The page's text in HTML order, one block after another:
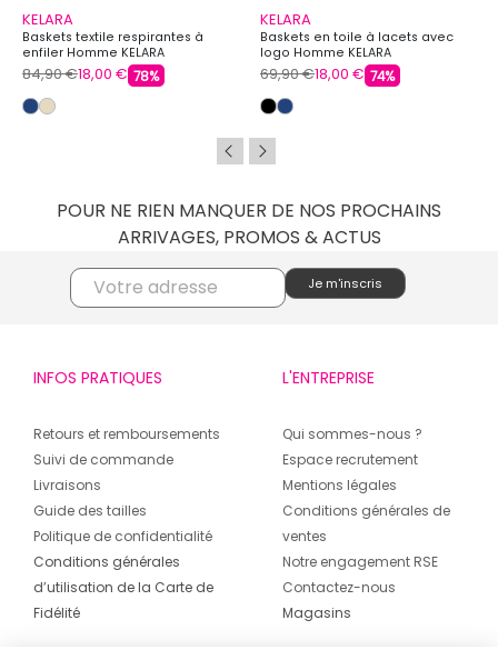
KELARA
Baskets textile respirantes à
enfiler Homme KELARA
84,90 €18,00 € 78%
KELARA
Baskets en toile à lacets avec
logo Homme KELARA
69,90 €18,00 € 74%
POUR NE RIEN MANQUER DE NOS PROCHAINS
ARRIVAGES, PROMOS & ACTUS
INFOS PRATIQUES
Retours et remboursements
Suivi de commande
Livraisons
Guide des tailles
Politique de confidentialité
Conditions générales
d’utilisation de la Carte de
Fidélité
L'ENTREPRISE
Qui sommes-nous ?
Espace recrutement
Mentions légales
Conditions générales de
ventes
Notre engagement RSE
Contactez-nous
Magasins